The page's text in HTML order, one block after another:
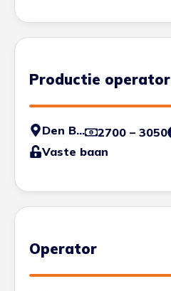
Productie operator
Den Bosch 2700 – 3050
Vaste baan
Operator